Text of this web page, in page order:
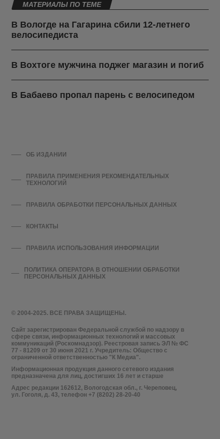
МАТЕРИАЛЫ ПО ТЕМЕ
В Вологде на Гагарина сбили 12-летнего
велосипедиста
В Вохтоге мужчина поджег магазин и погиб
В Бабаево пропал парень с велосипедом
© 2004-2025. ВСЕ ПРАВА ЗАЩИЩЕНЫ.
Сайт зарегистрирован Федеральной службой по надзору в
сфере связи, информационных технологий и массовых
коммуникаций (Роскомнадзор). Реестровая запись ЭЛ № ФС
77 - 81209 от 30 июня 2021 г. Учредитель: Общество с
ограниченной ответственностью "К Медиа".
Информационная продукция данного сетевого издания
предназначена для лиц, достигших 16 лет и старше
Адрес редакции 162612, Вологодская обл., г. Череповец,
ул. Гоголя, д. 43, телефон +7 (8202) 28-20-40
ОБ ИЗДАНИИ
ПРАВИЛА ПРИМЕНЕНИЯ РЕКОМЕНДАТЕЛЬНЫХ
ТЕХНОЛОГИЙ
ПРАВИЛА ОБРАБОТКИ ПЕРСОНАЛЬНЫХ ДАННЫХ
КОНТАКТЫ
ПРАВИЛА ИСПОЛЬЗОВАНИЯ ИНФОРМАЦИИ
ПОЛИТИКА ОПЕРАТОРА В ОТНОШЕНИИ ОБРАБОТКИ
ПЕРСОНАЛЬНЫХ ДАННЫХ